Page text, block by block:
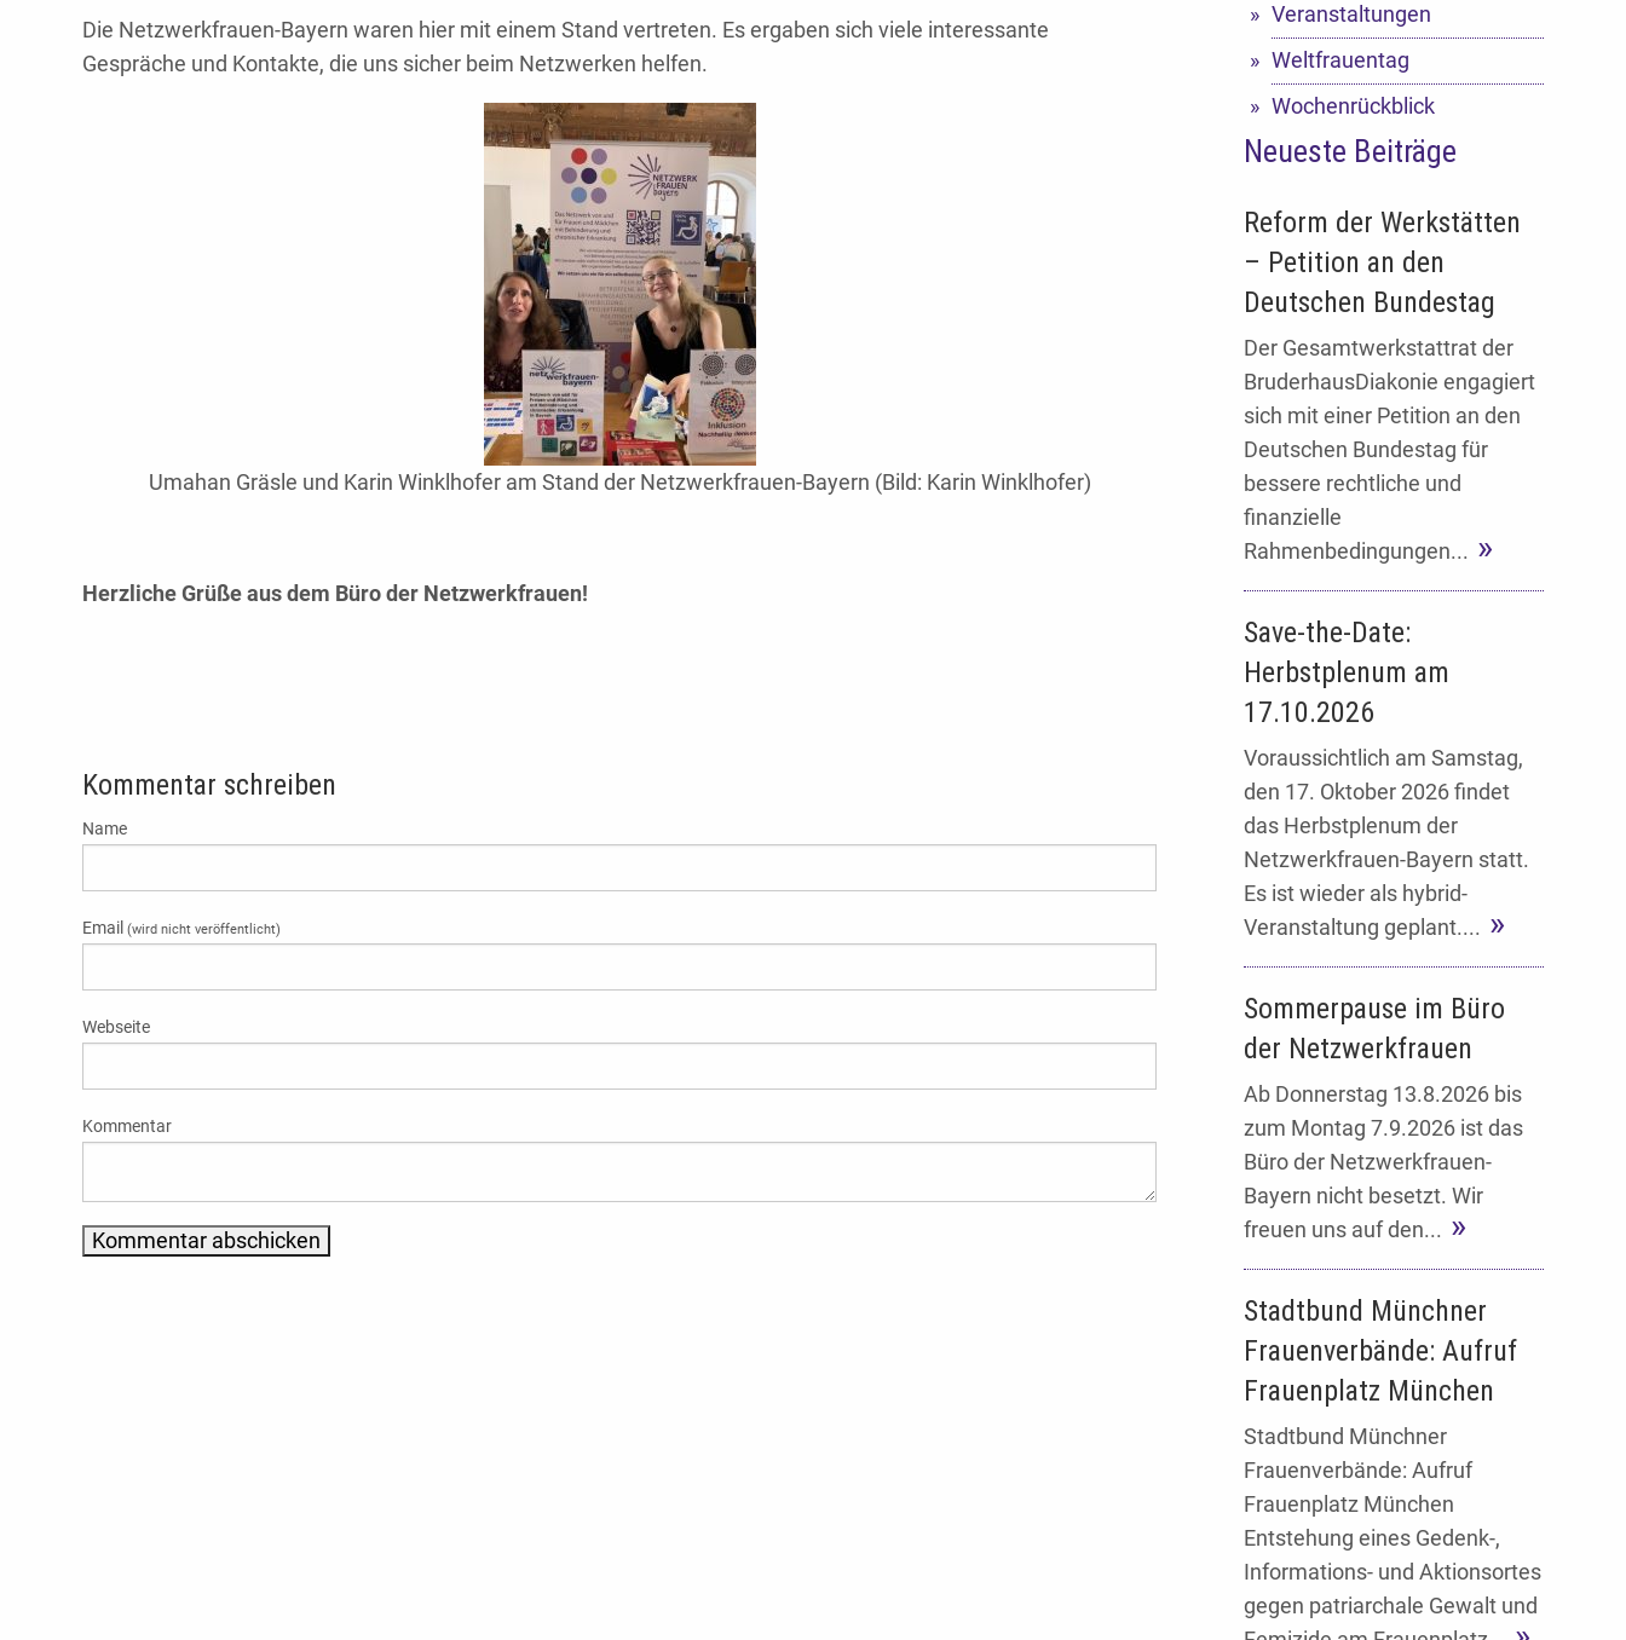
Die Netzwerkfrauen-Bayern waren hier mit einem Stand vertreten. Es ergaben sich viele interessante
Gespräche und Kontakte, die uns sicher beim Netzwerken helfen.
Umahan Gräsle und Karin Winklhofer am Stand der Netzwerkfrauen-Bayern (Bild: Karin Winklhofer)
Herzliche Grüße aus dem Büro der Netzwerkfrauen!
Kommentar schreiben
Name
Email (wird nicht veröffentlicht)
Webseite
Kommentar
Veranstaltungen
Weltfrauentag
Wochenrückblick
Neueste Beiträge
Reform der Werkstätten
– Petition an den
Deutschen Bundestag
Der Gesamtwerkstattrat der
BruderhausDiakonie engagiert
sich mit einer Petition an den
Deutschen Bundestag für
bessere rechtliche und
finanzielle
Rahmenbedingungen...
Save-the-Date:
Herbstplenum am
17.10.2026
Voraussichtlich am Samstag,
den 17. Oktober 2026 findet
das Herbstplenum der
Netzwerkfrauen-Bayern statt.
Es ist wieder als hybrid-
Veranstaltung geplant....
Sommerpause im Büro
der Netzwerkfrauen
Ab Donnerstag 13.8.2026 bis
zum Montag 7.9.2026 ist das
Büro der Netzwerkfrauen-
Bayern nicht besetzt. Wir
freuen uns auf den...
Stadtbund Münchner
Frauenverbände: Aufruf
Frauenplatz München
Stadtbund Münchner
Frauenverbände: Aufruf
Frauenplatz München
Entstehung eines Gedenk-,
Informations- und Aktionsortes
gegen patriarchale Gewalt und